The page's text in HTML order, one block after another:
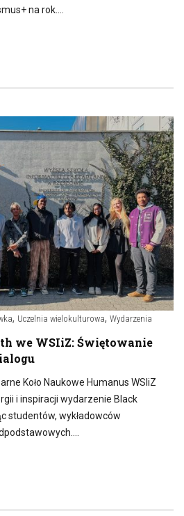
na rok….
, Uczelnia wielokulturowa, Wydarzenia
we WSIiZ: Świętowanie
Koło Naukowe Humanus WSIiZ
i inspiracji wydarzenie Black
studentów, wykładowców